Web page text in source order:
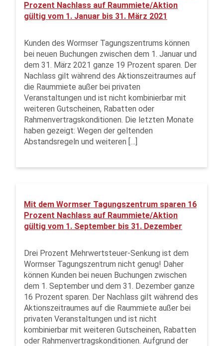
Prozent Nachlass auf Raummiete/Aktion
gültig vom 1. Januar bis 31. März 2021
Kunden des Wormser Tagungszentrums können
bei neuen Buchungen zwischen dem 1. Januar und
dem 31. März 2021 ganze 19 Prozent sparen. Der
Nachlass gilt während des Aktionszeitraumes auf
die Raummiete außer bei privaten
Veranstaltungen und ist nicht kombinierbar mit
weiteren Gutscheinen, Rabatten oder
Rahmenvertragskonditionen. Die letzten Monate
haben gezeigt: Wegen der geltenden
Abstandsregeln und weiteren […]
Mit dem Wormser Tagungszentrum sparen 16
Prozent Nachlass auf Raummiete/Aktion
gültig vom 1. September bis 31. Dezember
Drei Prozent Mehrwertsteuer-Senkung ist dem
Wormser Tagungszentrum nicht genug! Daher
können Kunden bei neuen Buchungen zwischen
dem 1. September und dem 31. Dezember ganze
16 Prozent sparen. Der Nachlass gilt während des
Aktionszeitraumes auf die Raummiete außer bei
privaten Veranstaltungen und ist nicht
kombinierbar mit weiteren Gutscheinen, Rabatten
oder Rahmenvertragskonditionen. Aufgrund der